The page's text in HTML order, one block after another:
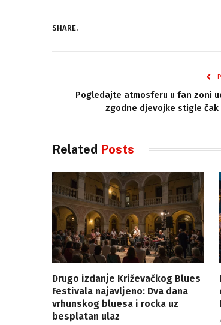
SHARE.
Pogledajte atmosferu u fan zoni
zgodne djevojke stigle čak
Related Posts
Drugo izdanje Križevačkog Blues
Festivala najavljeno: Dva dana
vrhunskog bluesa i rocka uz
besplatan ulaz